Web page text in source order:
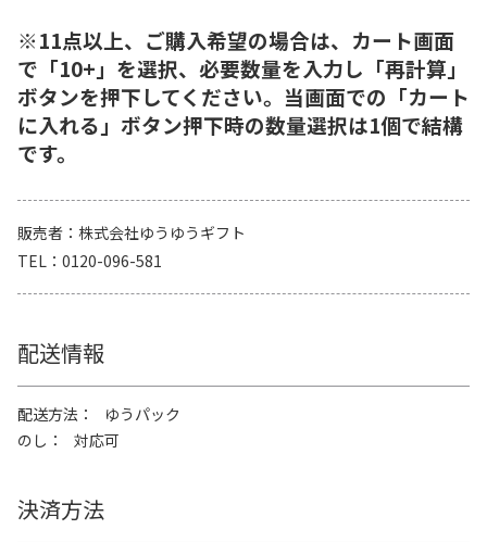
※11点以上、ご購入希望の場合は、カート画面
で「10+」を選択、必要数量を入力し「再計算」
ボタンを押下してください。当画面での「カート
に入れる」ボタン押下時の数量選択は1個で結構
です。
販売者
株式会社ゆうゆうギフト
TEL
0120-096-581
配送情報
配送方法
ゆうパック
のし
対応可
決済方法